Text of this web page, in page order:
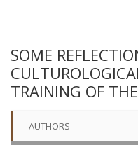
SOME
TRAINING OF
AUTHORS